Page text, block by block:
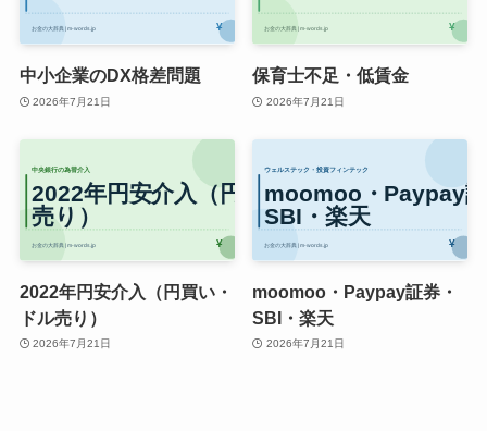
中小企業のDX格差問題
2026年7月21日
保育士不足・低賃金
2026年7月21日
2022年円安介入（円買い・
ドル売り）
2026年7月21日
moomoo・Paypay証券・
SBI・楽天
2026年7月21日